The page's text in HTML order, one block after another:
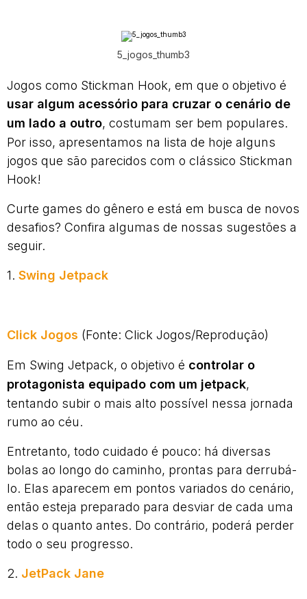
5_jogos_thumb3
Jogos como Stickman Hook, em que o objetivo é
usar algum acessório para cruzar o cenário de
um lado a outro, costumam ser bem populares.
Por isso, apresentamos na lista de hoje alguns
jogos que são parecidos com o clássico Stickman
Hook!
Curte games do gênero e está em busca de novos
desafios? Confira algumas de nossas sugestões a
seguir.
1. Swing Jetpack
Click Jogos (Fonte: Click Jogos/Reprodução)
Em Swing Jetpack, o objetivo é controlar o
protagonista equipado com um jetpack,
tentando subir o mais alto possível nessa jornada
rumo ao céu.
Entretanto, todo cuidado é pouco: há diversas
bolas ao longo do caminho, prontas para derrubá-
lo. Elas aparecem em pontos variados do cenário,
então esteja preparado para desviar de cada uma
delas o quanto antes. Do contrário, poderá perder
todo o seu progresso.
2. JetPack Jane